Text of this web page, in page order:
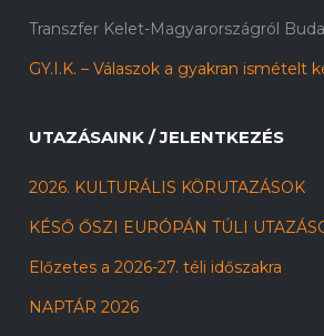
Transzfer Kelet-Magyarországról
GY.I.K. – Válaszok a gyakran ismételt
UTAZÁSAINK / JELENTKEZÉS
2026. KULTURÁLIS KÖRUTAZÁSOK
KÉSŐ ŐSZI EURÓPÁN TÚLI
Előzetes a 2026-27. téli időszakra
NAPTÁR 2026